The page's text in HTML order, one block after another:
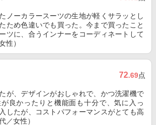
ノーカラースーツの生地が軽くサラッとし
ため色違いでも買った。今まで買ったこと
ツに、合うインナーをコーディネートして
性）
72.69点
が、デザインがおしゃれで、かつ洗濯機で
良かったりと機能面も十分で、気に入っ
したが、コストパフォーマンスがとても高
／女性）